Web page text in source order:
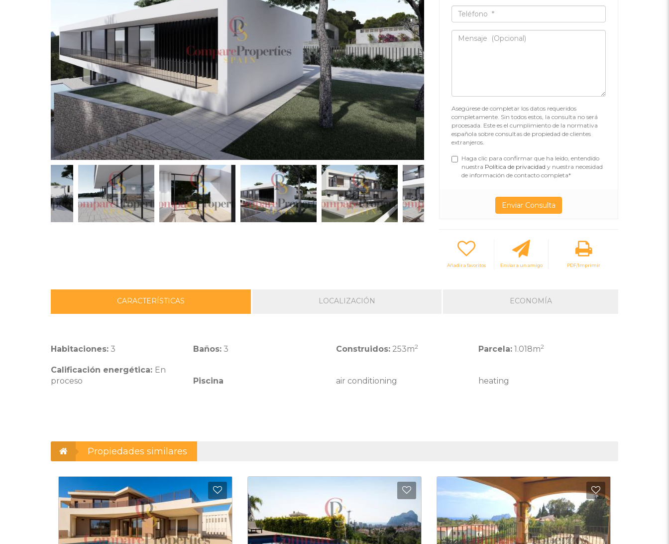
Asegúrese de completar los datos requeridos
completamente. Sin todos estos, la consulta no será
procesada. Este es el cumplimiento de la normativa
española sobre consultas de propiedad de clientes
extranjeros.
Haga clic para confirmar que ha leído, entendido
nuestra Política de privacidad y nuestra necesidad
de información de contacto completa*
Añadir a favoritos Enviar a un amigo PDF/Imprimir
CARACTERÍSTICAS LOCALIZACIÓN ECONOMÍA
Habitaciones: 3 Baños: 3 Construidos:253m2 Parcela:1.018m2
Calificación energética: En
proceso
Piscina air conditioning heating
Propiedades similares
Añadir a favoritos Añadir a favoritos Añadir a favoritos Añadir a